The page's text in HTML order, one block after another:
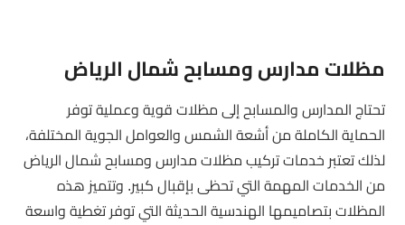
مظلات مدارس ومسابح شمال الرياض
تحتاج المدارس والمسابح إلى مظلات قوية وعملية توفر
الحماية الكاملة من أشعة الشمس والعوامل الجوية المختلفة،
لذلك تعتبر خدمات تركيب مظلات مدارس ومسابح شمال الرياض
من الخدمات المهمة التي تحظى بإقبال كبير. وتتميز هذه
المظلات بتصاميمها الهندسية الحديثة التي توفر تغطية واسعة